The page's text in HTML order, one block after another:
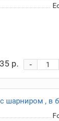
р. -
шарниром , в